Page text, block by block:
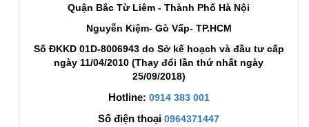
Quận Bắc Từ Liêm - Thành Phố Hà Nội
Nguyễn Kiệm- Gò Vấp- TP.HCM
Số ĐKKD 01D-8006943 do Sở kế hoạch và đầu tư cấp
ngày 11/04/2010 (Thay đổi lần thứ nhất ngày
25/09/2018)
Hotline: 0914 383 001
Số điện thoại 0964371447